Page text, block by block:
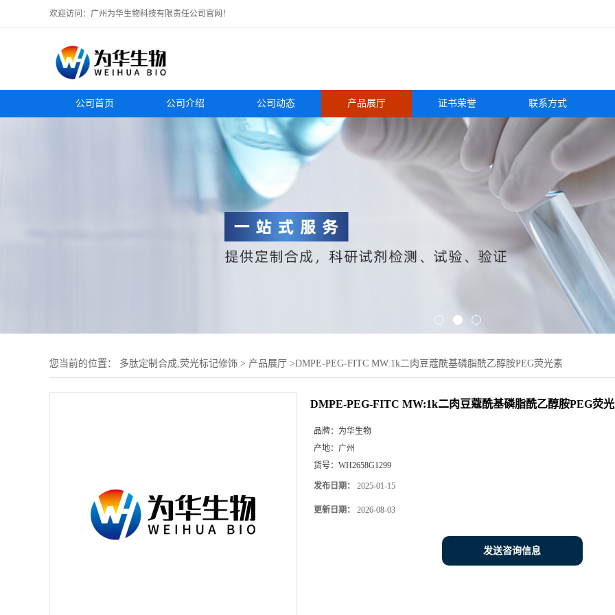
欢迎访问：广州为华生物科技有限责任公司官网！
公司首页 公司介绍 公司动态 产品展厅 证书荣誉 联系方式
您当前的位置： 多肽定制合成,荧光标记修饰 > 产品展厅 >DMPE-PEG-FITC MW:1k二肉豆蔻酰基磷脂酰乙醇胺PEG荧光素
DMPE-PEG-FITC MW:1k二肉豆蔻酰基磷脂酰乙醇胺PEG荧
品牌： 为华生物
产地： 广州
货号： WH2658G1299
发布日期： 2025-01-15
更新日期： 2026-08-03
发送咨询信息